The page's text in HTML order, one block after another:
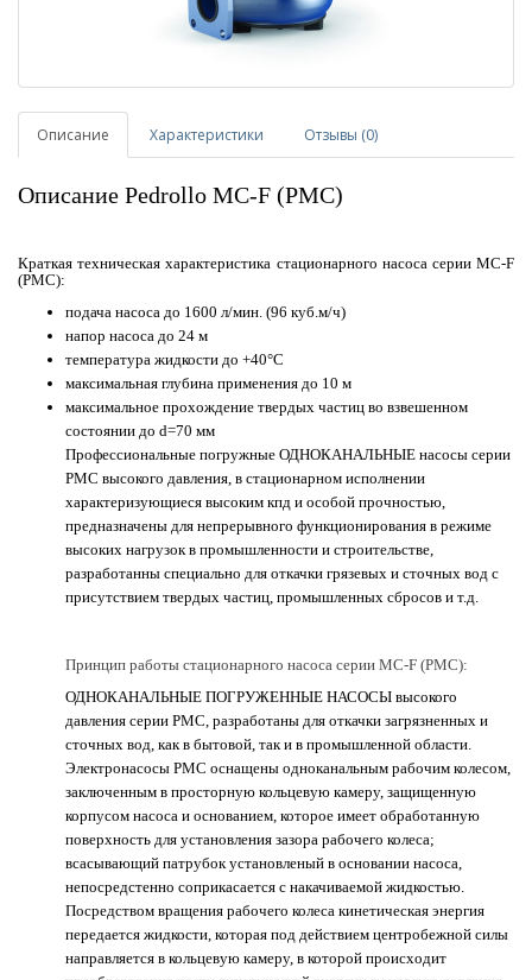
Описание Характеристики Отзывы (0)
Описание Pedrollo MC-F (PMC)
Краткая техническая характеристика стационарного насоса серии MC-F
(PMC):
подача насоса до 1600 л/мин. (96 куб.м/ч)
напор насоса до 24 м
температура жидкости до +40°С
максимальная глубина применения до 10 м
максимальное прохождение твердых частиц во взвешенном
состоянии до d=70 мм
Профессиональные погружные ОДНОКАНАЛЬНЫЕ насосы серии
PMC высокого давления, в стационарном исполнении
характеризующиеся высоким кпд и особой прочностью,
предназначены для непрерывного функционирования в режиме
высоких нагрузок в промышленности и строительстве,
разработанны специально для откачки грязевых и сточных вод с
присутствием твердых частиц, промышленных сбросов и т.д.
Принцип работы стационарного насоса серии MC-F (PMC):
ОДНОКАНАЛЬНЫЕ ПОГРУЖЕННЫЕ НАСОСЫ высокого
давления серии РМС, разработаны для откачки загрязненных и
сточных вод, как в бытовой, так и в промышленной области.
Электронасосы РМС оснащены одноканальным рабочим колесом,
заключенным в просторную кольцевую камеру, защищенную
корпусом насоса и основанием, которое имеет обработанную
поверхность для установления зазора рабочего колеса;
всасывающий патрубок установленый в основании насоса,
непосредстенно соприкасается с накачиваемой жидкостью.
Посредством вращения рабочего колеса кинетическая энергия
передается жидкости, которая под действием центробежной силы
направляется в кольцевую камеру, в которой происходит